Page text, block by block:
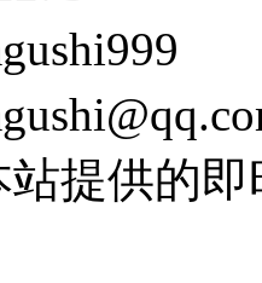
提供的